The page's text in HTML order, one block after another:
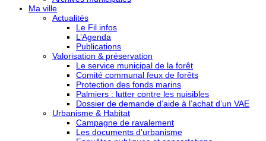
Ma ville
Actualités
Le Fil infos
L’Agenda
Publications
Valorisation & préservation
Le service municipal de la forêt
Comité communal feux de forêts
Protection des fonds marins
Palmiers : lutter contre les nuisibles
Dossier de demande d’aide à l’achat d’un VAE
Urbanisme & Habitat
Campagne de ravalement
Les documents d’urbanisme